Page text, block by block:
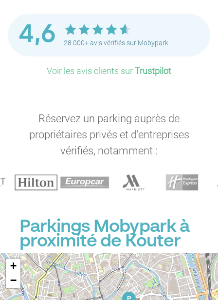
4,6 28 000+ avis vérifiés sur Mobypark
Voir les avis clients surTrustpilot
Réservez un parking auprès de
propriétaires privés et d'entreprises
vérifiés, notamment :
Parkings Mobypark à
proximité de Kouter
+
−